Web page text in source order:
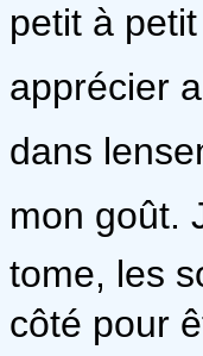
petit à
apprécier
dans
mon goût.
tome, les
côté pour